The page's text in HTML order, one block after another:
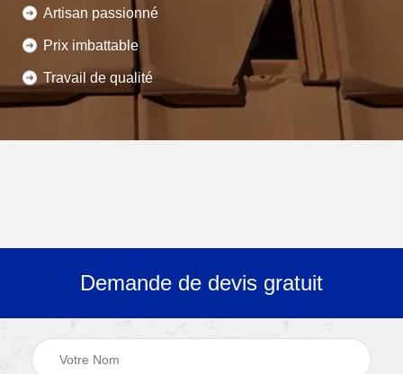
Artisan passionné
Prix imbattable
Travail de qualité
Demande de devis gratuit